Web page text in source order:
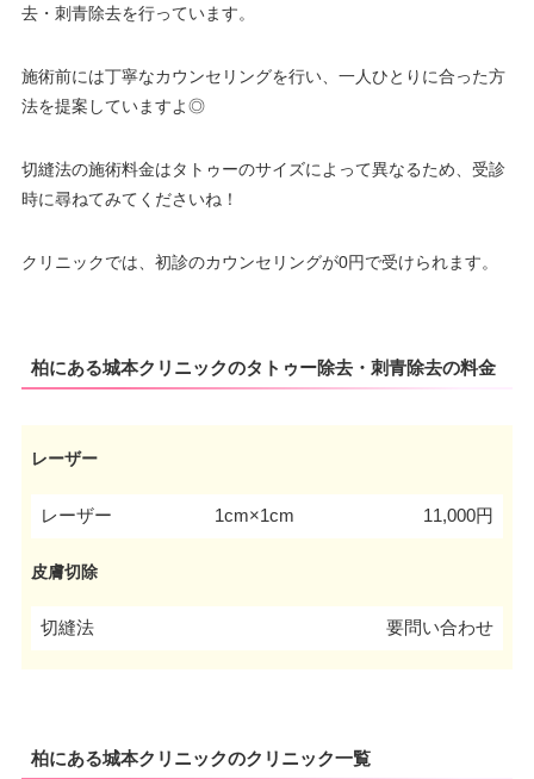
去・刺青除去を行っています。
施術前には丁寧なカウンセリングを行い、一人ひとりに合った方
法を提案していますよ◎
切縫法の施術料金はタトゥーのサイズによって異なるため、受診
時に尋ねてみてくださいね！
クリニックでは、初診のカウンセリングが0円で受けられます。
柏にある城本クリニックのタトゥー除去・刺青除去の料金
レーザー
レーザー 1cm×1cm 11,000円
皮膚切除
切縫法 要問い合わせ
柏にある城本クリニックのクリニック一覧